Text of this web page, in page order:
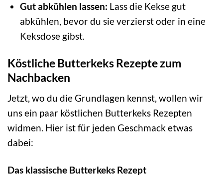
Gut abkühlen lassen: Lass die Kekse gut
abkühlen, bevor du sie verzierst oder in eine
Keksdose gibst.
Köstliche Butterkeks Rezepte zum
Nachbacken
Jetzt, wo du die Grundlagen kennst, wollen wir
uns ein paar köstlichen Butterkeks Rezepten
widmen. Hier ist für jeden Geschmack etwas
dabei:
Das klassische Butterkeks Rezept